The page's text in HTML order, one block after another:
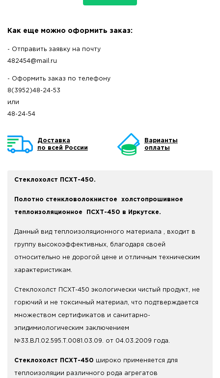
Как еще можно оформить заказ:
- Отправить заявку на почту
482454@mail.ru
- Оформить заказ по телефону
8(3952)48-24-53
или
48-24-54
Доставка
по всей России
Варианты
оплаты
Стеклохолст ПСХТ-450.
Полотно стенкловолокнистое холстопрошивное
теплоизоляционное ПСХТ-450 в Иркутске.
Данный вид теплоизоляционного материала , входит в
группу высокоэффективных, благодаря своей
относительно не дорогой цене и отличным техническим
характеристикам.
Стеклохолст ПСХТ-450 экологически чистый продукт, не
горючий и не токсичный материал, что подтверждается
множеством сертификатов и санитарно-
эпидимиологическим заключением
№33.ВЛ.02.595.Т.0081.03.09. от 04.03.2009 года.
Стеклохолст ПСХТ-450 широко применяется для
теплоизоляции различного рода агрегатов